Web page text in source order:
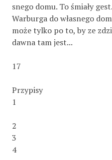
snego domu. To śmiały
Warburga do własnego
może tylko po to, by ze
dawna tam jest...
17
Przypisy
1
2
3
4